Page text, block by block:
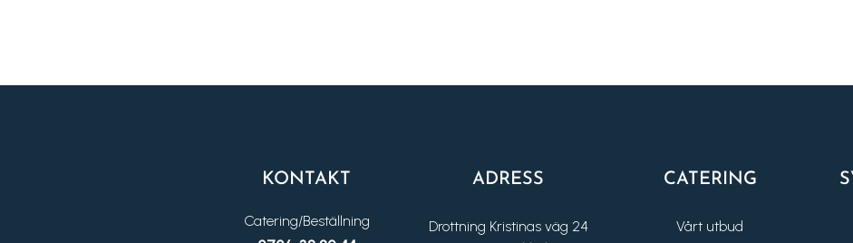
KONTAKT
Catering/Beställning
ADRESS
Drottning Kristinas väg 24
CATERING
Vårt utbud